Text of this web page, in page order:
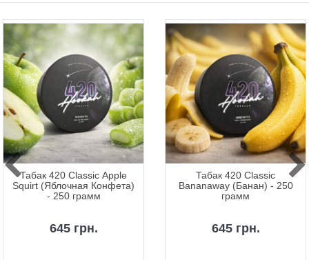
Табак 420 Classic Apple
Squirt (Яблочная Конфета)
- 250 грамм
645 грн.
Табак 420 Classic
Bananaway (Банан) - 250
грамм
645 грн.